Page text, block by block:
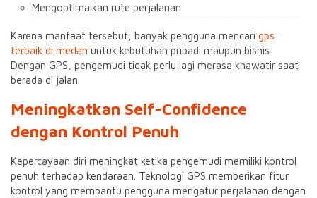
Mengoptimalkan rute perjalanan
Karena manfaat tersebut, banyak pengguna mencari gps
terbaik di medan untuk kebutuhan pribadi maupun bisnis.
Dengan GPS, pengemudi tidak perlu lagi merasa khawatir saat
berada di jalan.
Meningkatkan Self-Confidence
dengan Kontrol Penuh
Kepercayaan diri meningkat ketika pengemudi memiliki kontrol
penuh terhadap kendaraan. Teknologi GPS memberikan fitur
kontrol yang membantu pengguna mengatur perjalanan dengan